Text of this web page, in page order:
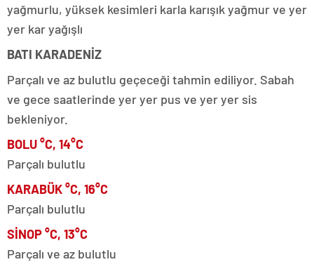
yağmurlu, yüksek kesimleri karla karışık yağmur ve yer
yer kar yağışlı
BATI KARADENİZ
Parçalı ve az bulutlu geçeceği tahmin ediliyor. Sabah
ve gece saatlerinde yer yer pus ve yer yer sis
bekleniyor.
BOLU °C, 14°C
Parçalı bulutlu
KARABÜK °C, 16°C
Parçalı bulutlu
SİNOP °C, 13°C
Parçalı ve az bulutlu